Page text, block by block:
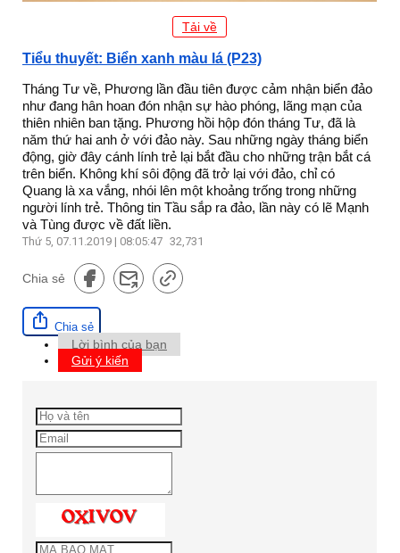
Tải về
Tiểu thuyết: Biển xanh màu lá (P23)
Tháng Tư về, Phương lần đầu tiên được cảm nhận biển đảo
như đang hân hoan đón nhận sự hào phóng, lãng mạn của
thiên nhiên ban tặng. Phương hồi hộp đón tháng Tư, đã là
năm thứ hai anh ở với đảo này. Sau những ngày tháng biển
động, giờ đây cánh lính trẻ lại bắt đầu cho những trận bắt cá
trên biển. Không khí sôi động đã trở lại với đảo, chỉ có
Quang là xa vắng, nhói lên một khoảng trống trong những
người lính trẻ. Thông tin Tầu sắp ra đảo, lần này có lẽ Mạnh
và Tùng được về đất liền.
Thứ 5, 07.11.2019 | 08:05:47 32,731
Chia sẻ
Chia sẻ
Lời bình của bạn
Gửi ý kiến